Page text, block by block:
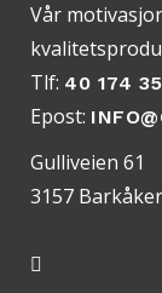
Vår
Tlf: 40 174
Epost:
Gulliveien 61
3157 Barkåker